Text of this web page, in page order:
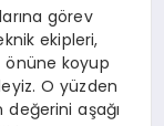
görev
ekipleri,
önüne koyup
O yüzden
değerini aşağı